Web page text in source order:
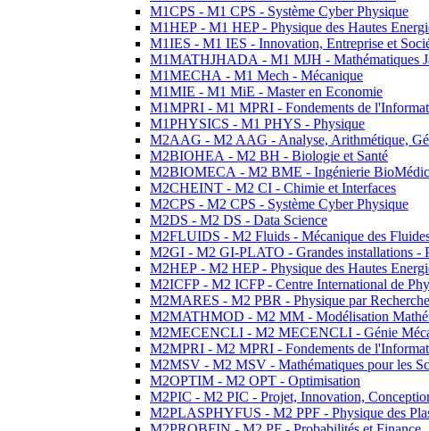
M1CPS - M1 CPS - Système Cyber Physique
M1HEP - M1 HEP - Physique des Hautes
M1IES - M1 IES - Innovation, Entreprise et
M1MATHJHADA - M1 MJH - Mathématiques
M1MECHA - M1 Mech - Mécanique
M1MIE - M1 MiE - Master en Economie
M1MPRI - M1 MPRI - Fondements de
M1PHYSICS - M1 PHYS - Physique
M2AAG - M2 AAG - Analyse, Arithmétique,
M2BIOHEA - M2 BH - Biologie et Santé
M2BIOMECA - M2 BME - Ingénierie
M2CHEINT - M2 CI - Chimie et Interfaces
M2CPS - M2 CPS - Système Cyber Physique
M2DS - M2 DS - Data Science
M2FLUIDS - M2 Fluids - Mécanique des
M2GI - M2 GI-PLATO - Grandes installations -
M2HEP - M2 HEP - Physique des Hautes
M2ICFP - M2 ICFP - Centre International de
M2MARES - M2 PBR - Physique par Recherche
M2MATHMOD - M2 MM - Modélisation
M2MECENCLI - M2 MECENCLI - Génie
M2MPRI - M2 MPRI - Fondements de
M2MSV - M2 MSV - Mathématiques pour les
M2OPTIM - M2 OPT - Optimisation
M2PIC - M2 PIC - Projet, Innovation,
M2PLASPHYFUS - M2 PPF - Physique des